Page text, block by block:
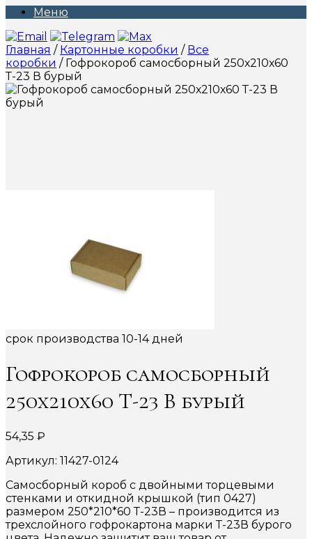
Меню
Главная / Картонные коробки / Все
коробки / Гофрокороб самосборный 250х210х60
Т-23 В бурый
срок производства 10-14 дней
Гофрокороб самосборный
250х210х60 Т-23 В бурый
54,35 ₽
Артикул: 11427-0124
Самосборный короб с двойными торцевыми
стенками и откидной крышкой (тип 0427)
размером 250*210*60 Т-23В – производится из
трехслойного гофрокартона марки Т-23В бурого